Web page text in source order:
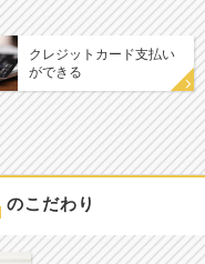
クレジットカード支払い
ができる
のこだわり